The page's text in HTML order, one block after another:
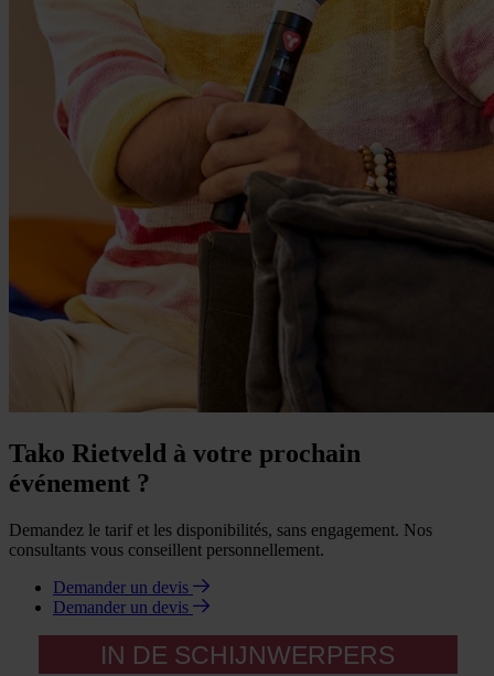
Tako Rietveld à votre prochain
événement ?
Demandez le tarif et les disponibilités, sans engagement. Nos
consultants vous conseillent personnellement.
Demander un devis
Demander un devis